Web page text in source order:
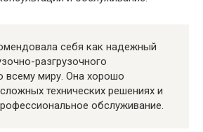
себя как надежный
разгрузочного
всему миру. Она хорошо
технических решениях и
обслуживание.